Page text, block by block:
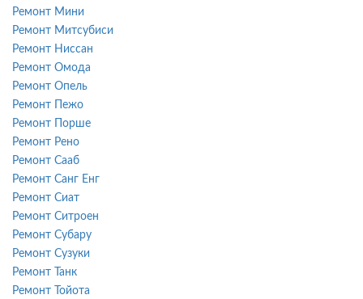
Ремонт Мини
Ремонт Митсубиси
Ремонт Ниссан
Ремонт Омода
Ремонт Опель
Ремонт Пежо
Ремонт Порше
Ремонт Рено
Ремонт Сааб
Ремонт Санг Енг
Ремонт Сиат
Ремонт Ситроен
Ремонт Субару
Ремонт Сузуки
Ремонт Танк
Ремонт Тойота